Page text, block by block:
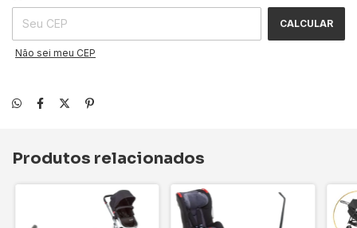
CALCULAR
Não sei meu CEP
Produtos relacionados